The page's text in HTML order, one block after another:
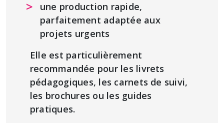
une production rapide,
parfaitement adaptée aux
projets urgents
Elle est particulièrement
recommandée pour les livrets
pédagogiques, les carnets de suivi,
les brochures ou les guides
pratiques.